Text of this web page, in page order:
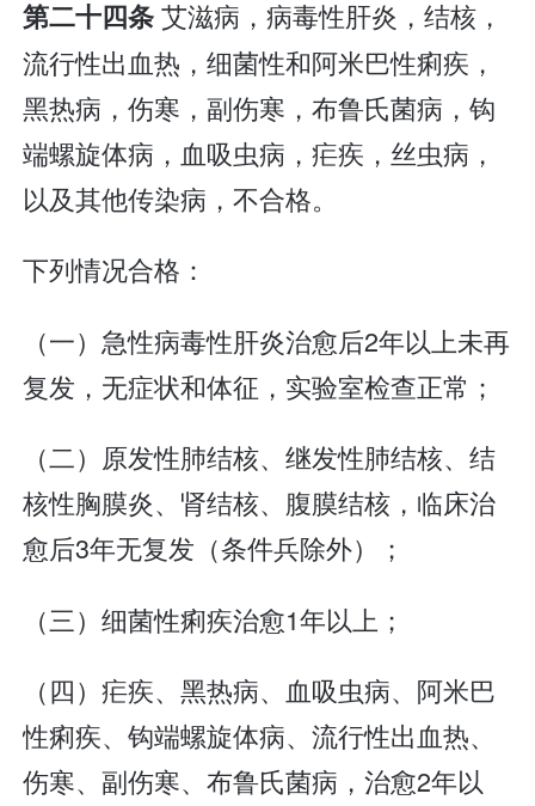
第二十四条艾滋病，病毒性肝炎，结核，
流行性出血热，细菌性和阿米巴性痢疾，
黑热病，伤寒，副伤寒，布鲁氏菌病，钩
端螺旋体病，血吸虫病，疟疾，丝虫病，
以及其他传染病，不合格。
下列情况合格：
（一）急性病毒性肝炎治愈后2年以上未再
复发，无症状和体征，实验室检查正常；
（二）原发性肺结核、继发性肺结核、结
核性胸膜炎、肾结核、腹膜结核，临床治
愈后3年无复发（条件兵除外）；
（三）细菌性痢疾治愈1年以上；
（四）疟疾、黑热病、血吸虫病、阿米巴
性痢疾、钩端螺旋体病、流行性出血热、
伤寒、副伤寒、布鲁氏菌病，治愈2年以